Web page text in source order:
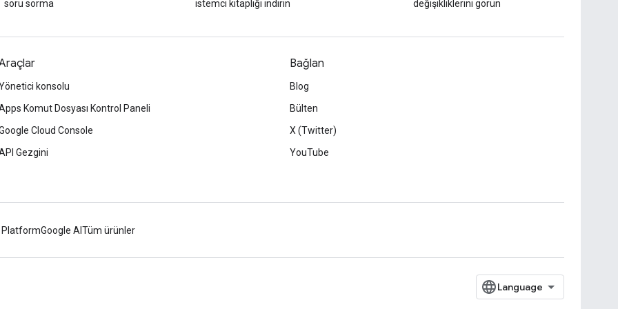
soru sorma
istemci kitaplığı indirin
değişikliklerini görün
konsolu
Komut Dosyası Kontrol Paneli
Cloud Console
Gezgini
Bağlan
Blog
Bülten
X (Twitter)
YouTube
PlatformGoogle AI Tüm ürünler